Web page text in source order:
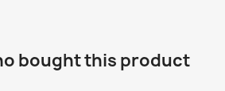
bought this product